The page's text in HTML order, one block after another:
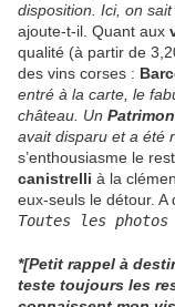
disposition. Ici, on sait
ajoute-t-il. Quant aux
qualité (à partir de
des vins corses :
entré à la carte, le
château. Un
avait disparu et a été
s’enthousiasme le
canistrelli à la
eux-seuls le détour. A
Toutes les
*[Petit rappel à
teste toujours les